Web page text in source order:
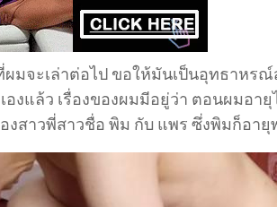
ผมจะเล่าต่อไป ขอให้มันเป็นอุทธาหร
งแล้ว เรื่องของผมมีอยู่ว่า ตอนผมอายุ
สาวพี่สาวชื่อ พิม กับ แพร ซึ่งพิมก็อายุ